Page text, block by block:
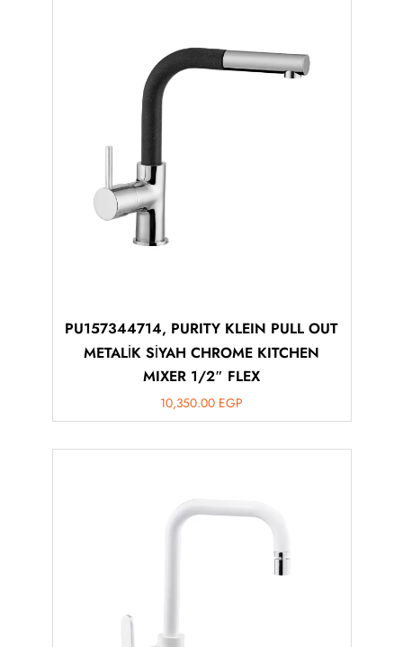
PU157344714, PURITY KLEIN PULL OUT
METALİK SİYAH CHROME KITCHEN
MIXER 1/2″ FLEX
10,350.00 EGP